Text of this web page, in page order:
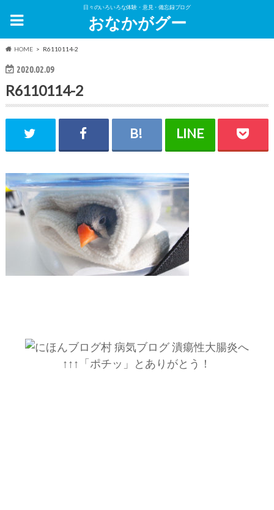
日々のいろいろな体験・意見・備忘録ブログ
おなかがグー
HOME R6110114-2
2020.02.09
R6110114-2
↑↑↑「ポチッ」とありがとう！